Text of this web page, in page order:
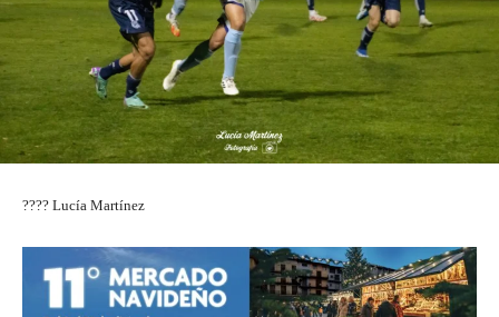
???? Lucía Martínez